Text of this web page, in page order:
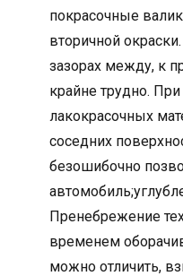
покрасочные
вторичной
зазорах между, к
крайне трудно.
лакокрасочных
соседних
безошибочно
Пренебрежение
временем
можно отличить,